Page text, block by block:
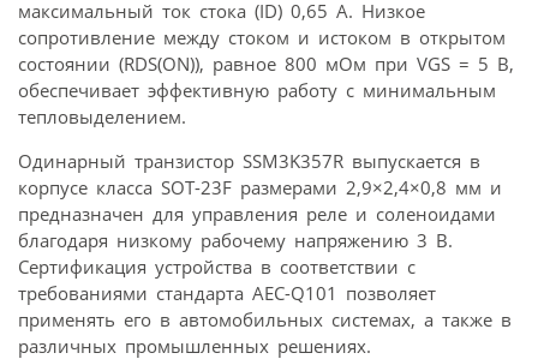
максимальный ток стока (ID) 0,65 А. Низкое
сопротивление между стоком и истоком в открытом
состоянии (RDS(ON)), равное 800 мОм при VGS = 5 В,
обеспечивает эффективную работу с минимальным
тепловыделением.
Одинарный транзистор SSM3K357R выпускается в
корпусе класса SOT-23F размерами 2,9×2,4×0,8 мм и
предназначен для управления реле и соленоидами
благодаря низкому рабочему напряжению 3 В.
Сертификация устройства в соответствии с
требованиями стандарта AEC-Q101 позволяет
применять его в автомобильных системах, а также в
различных промышленных решениях.